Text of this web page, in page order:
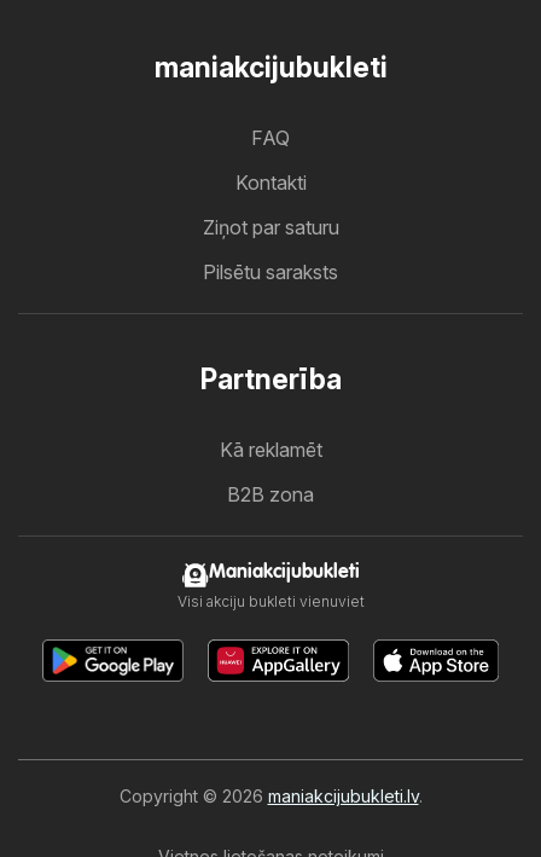
maniakcijubukleti
FAQ
Kontakti
Ziņot par saturu
Pilsētu saraksts
Partnerība
Kā reklamēt
B2B zona
Maniakcijubukleti
Visi akciju bukleti vienuviet
Copyright © 2026 maniakcijubukleti.lv.